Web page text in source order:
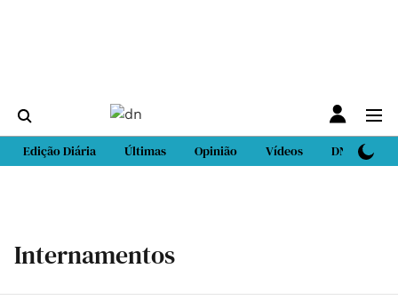
Edição Diária Últimas Opinião Vídeos DN Sport
Internamentos